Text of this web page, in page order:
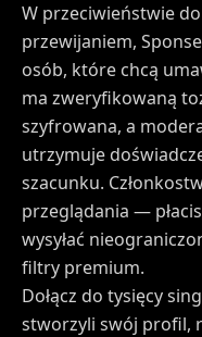
W przeciwieństwie
przewijaniem,
osób, które chcą
ma zweryfikowaną
szyfrowana, a
utrzymuje
szacunku.
przeglądania —
wysyłać
filtry premium.
Dołącz do tysięcy
stworzyli swój profil,